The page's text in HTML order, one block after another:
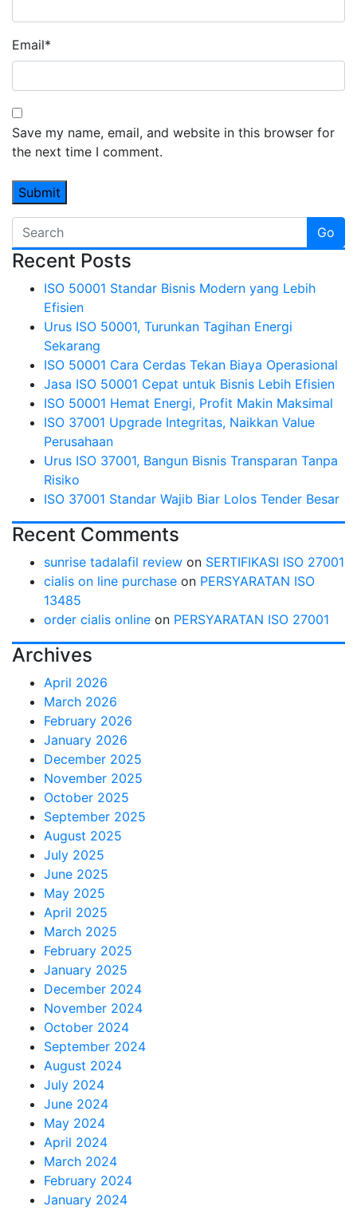
Email*
Save my name, email, and website in this browser for
the next time I comment.
Go
Recent Posts
ISO 50001 Standar Bisnis Modern yang Lebih
Efisien
Urus ISO 50001, Turunkan Tagihan Energi
Sekarang
ISO 50001 Cara Cerdas Tekan Biaya Operasional
Jasa ISO 50001 Cepat untuk Bisnis Lebih Efisien
ISO 50001 Hemat Energi, Profit Makin Maksimal
ISO 37001 Upgrade Integritas, Naikkan Value
Perusahaan
Urus ISO 37001, Bangun Bisnis Transparan Tanpa
Risiko
ISO 37001 Standar Wajib Biar Lolos Tender Besar
Recent Comments
sunrise tadalafil review on SERTIFIKASI ISO 27001
cialis on line purchase on PERSYARATAN ISO
13485
order cialis online on PERSYARATAN ISO 27001
Archives
April 2026
March 2026
February 2026
January 2026
December 2025
November 2025
October 2025
September 2025
August 2025
July 2025
June 2025
May 2025
April 2025
March 2025
February 2025
January 2025
December 2024
November 2024
October 2024
September 2024
August 2024
July 2024
June 2024
May 2024
April 2024
March 2024
February 2024
January 2024